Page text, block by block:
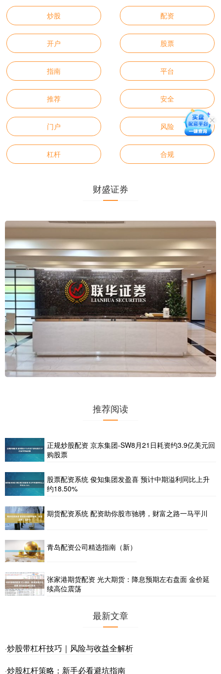
炒股 配资
开户 股票
指南 平台
推荐 安全
门户 风险
杠杆 合规
财盛证券
推荐阅读
正规炒股配资 京东集团-SW8月21日耗资约3.9亿美元回
购股票
股票配资系统 俊知集团发盈喜 预计中期溢利同比上升
约18.50%
期货配资系统 配资助你股市驰骋，财富之路一马平川
青岛配资公司精选指南（新）
张家港期货配资 光大期货：降息预期左右盘面 金价延
续高位震荡
最新文章
·炒股带杠杆技巧｜风险与收益全解析
·炒股杠杆策略：新手必看避坑指南